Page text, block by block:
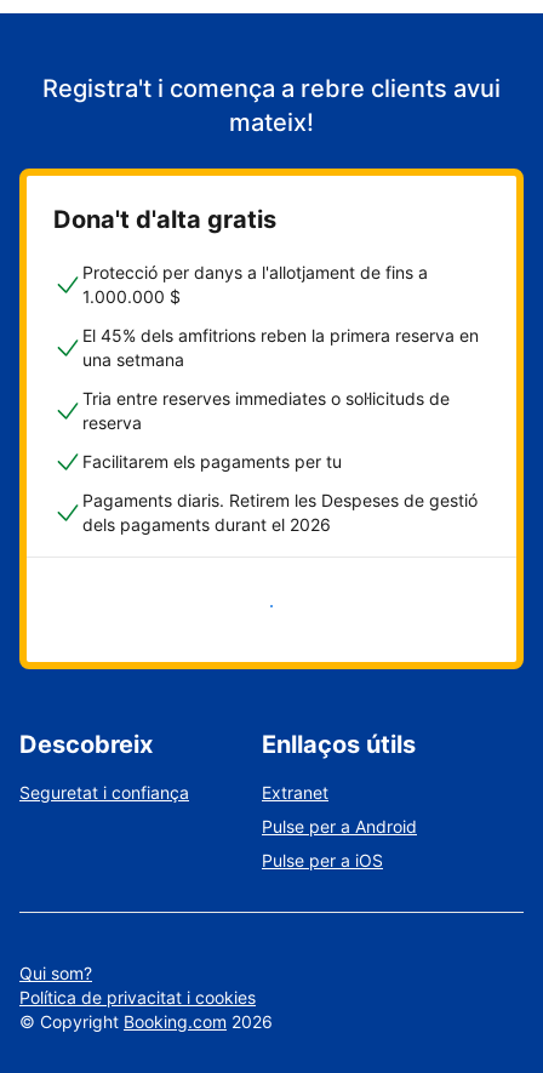
Registra't i comença a rebre clients avui
mateix!
Dona't d'alta gratis
Protecció per danys a l'allotjament de fins a
1.000.000 $
El 45% dels amfitrions reben la primera reserva en
una setmana
Tria entre reserves immediates o sol·licituds de
reserva
Facilitarem els pagaments per tu
Pagaments diaris. Retirem les Despeses de gestió
dels pagaments durant el 2026
Comença ara
Descobreix
Seguretat i confiança
Enllaços útils
Extranet
Pulse per a Android
Pulse per a iOS
Qui som?
Política de privacitat i cookies
© Copyright Booking.com 2026